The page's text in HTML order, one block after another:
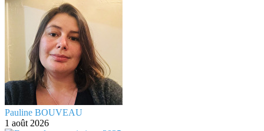
Pauline BOUVEAU
1 août 2026